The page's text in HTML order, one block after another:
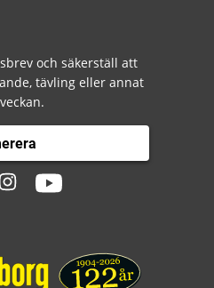
och säkerställ att
tävling eller annat